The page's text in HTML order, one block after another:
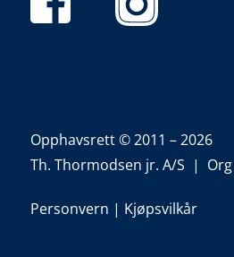
Opphavsrett © 2011 – 2026
Th. Thormodsen jr. A/S | Org
Personvern | Kjøpsvilkår